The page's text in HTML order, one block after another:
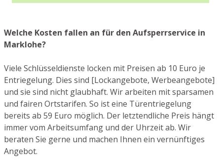
Welche Kosten fallen an für den Aufsperrservice in
Marklohe?
Viele Schlüsseldienste locken mit Preisen ab 10 Euro je
Entriegelung. Dies sind [Lockangebote, Werbeangebote]
und sie sind nicht glaubhaft. Wir arbeiten mit sparsamen
und fairen Ortstarifen. So ist eine Türentriegelung
bereits ab 59 Euro möglich. Der letztendliche Preis hängt
immer vom Arbeitsumfang und der Uhrzeit ab. Wir
beraten Sie gerne und machen Ihnen ein vernünftiges
Angebot.